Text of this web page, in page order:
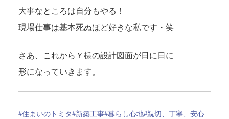
大事なところは自分もやる！
現場仕事は基本死ぬほど好きな私です・笑
さあ、これからＹ様の設計図面が日に日に
形になっていきます。
#住まいのトミタ#新築工事#暮らし心地#親切、丁寧、安心